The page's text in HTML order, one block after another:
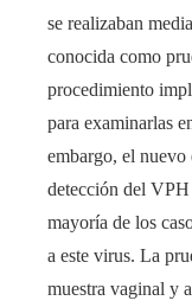
se realizaban
conocida como
procedimiento
para examinarlas
embargo, el nuevo
detección del
mayoría de los
a este virus. La
muestra vaginal y